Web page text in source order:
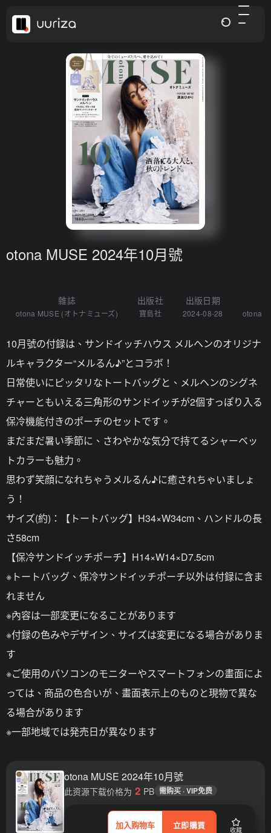
otona MUSE 2024年10月號
雜誌
otona MUSE (オトナミューズ)
出版社
寶島社
出版日期
2024-08-28 otona
10月號の付録は、サンドイッチハウス メルヘンのオリジナ
ルキャラクター“メルるん♪”とコラボ！
日常使いにピッタリなトートバッグと、メルヘンのシグネ
チャーともいえる三角形のサンドイッチが2個すっぽり入る
保冷機能付きのポーチのセットです。
まだまだ暑い季節に、さわやかな気分で持てるシャーベッ
トカラーも魅力。
思わず笑顔になれちゃうメルるん♪に癒されちゃいましょ
う！
サイズ(約)：【トートバッグ】H34×W34cm、ハンドルの長
さ58cm
【保冷サンドイッチポーチ】H14×W14×D7.5cm
※トートバッグ、保冷サンドイッチポーチ以外は付録に含ま
れません
※內容は一部変更になることがあります
※付録の色みやデザイン、サイズは変更になる場合がありま
す
※ご使用のパソコンのモニターやスマートフォンの畫面によ
っては、商品の色合いが、畫面表示上のものと現物で異な
る場合があります
※一部地域では発売日が異なります
otona MUSE 2024年10月號
加入购物车 立即購買 收藏
此资源下载价格为 2 PB 需购买 · VIP免费